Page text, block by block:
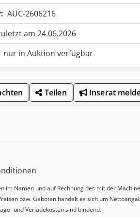
AUC-2606216
am 24.06.2026
nur in Auktion verfügbar
Teilen Inserat
im Namen und auf Rechnung des mit der
bzw. Geboten handelt es sich um
und Verladekosten sind bindend.